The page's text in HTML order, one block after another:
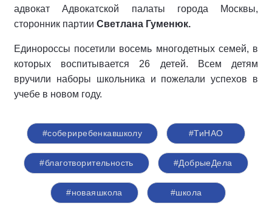
адвокат Адвокатской палаты города Москвы,
сторонник партии Светлана Гуменюк.
Единороссы посетили восемь многодетных семей, в
которых воспитывается 26 детей. Всем детям
вручили наборы школьника и пожелали успехов в
учебе в новом году.
#собериребенкавшколу #ТиНАО
#благотворительность #ДобрыеДела
#новаяшкола #школа